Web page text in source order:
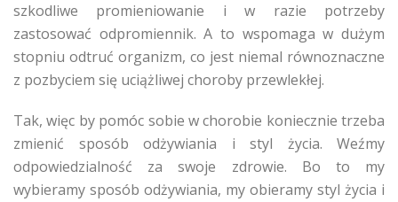
szkodliwe promieniowanie i w razie potrzeby
zastosować odpromiennik. A to wspomaga w dużym
stopniu odtruć organizm, co jest niemal równoznaczne
z pozbyciem się uciążliwej choroby przewlekłej.
Tak, więc by pomóc sobie w chorobie koniecznie trzeba
zmienić sposób odżywiania i styl życia. Weźmy
odpowiedzialność za swoje zdrowie. Bo to my
wybieramy sposób odżywiania, my obieramy styl życia i